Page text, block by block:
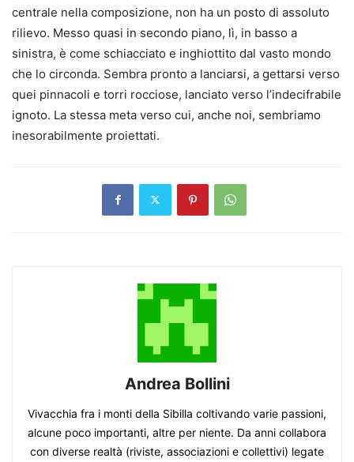
centrale nella composizione, non ha un posto di assoluto
rilievo. Messo quasi in secondo piano, lì, in basso a
sinistra, è come schiacciato e inghiottito dal vasto mondo
che lo circonda. Sembra pronto a lanciarsi, a gettarsi verso
quei pinnacoli e torri rocciose, lanciato verso l’indecifrabile
ignoto. La stessa meta verso cui, anche noi, sembriamo
inesorabilmente proiettati.
Andrea Bollini
Vivacchia fra i monti della Sibilla coltivando varie passioni,
alcune poco importanti, altre per niente. Da anni collabora
con diverse realtà (riviste, associazioni e collettivi) legate